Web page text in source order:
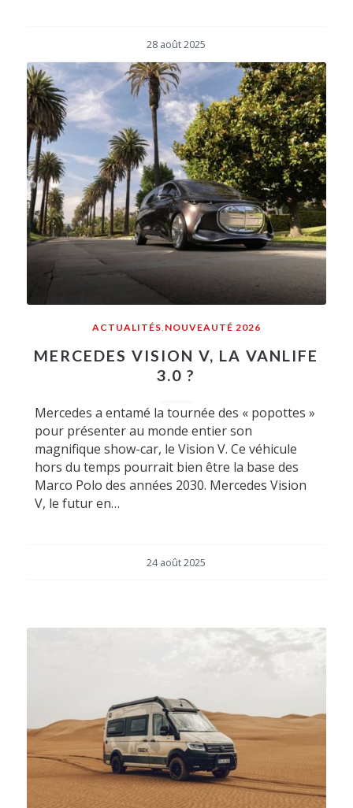
28 août 2025
ACTUALITÉS, NOUVEAUTÉ 2026
MERCEDES VISION V, LA VANLIFE
3.0 ?
Mercedes a entamé la tournée des « popottes »
pour présenter au monde entier son
magnifique show-car, le Vision V. Ce véhicule
hors du temps pourrait bien être la base des
Marco Polo des années 2030. Mercedes Vision
V, le futur en…
24 août 2025